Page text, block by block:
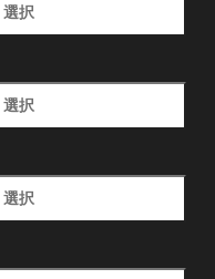
選択
選択
選択